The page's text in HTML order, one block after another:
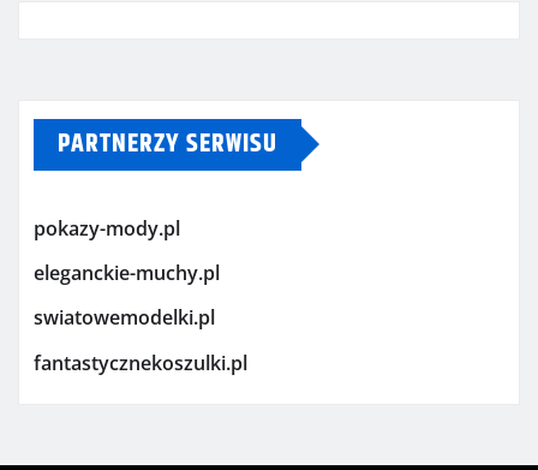
PARTNERZY SERWISU
pokazy-mody.pl
eleganckie-muchy.pl
swiatowemodelki.pl
fantastycznekoszulki.pl